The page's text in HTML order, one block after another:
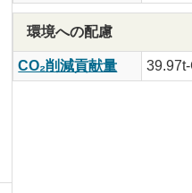
環境への配慮
CO₂削減貢献量